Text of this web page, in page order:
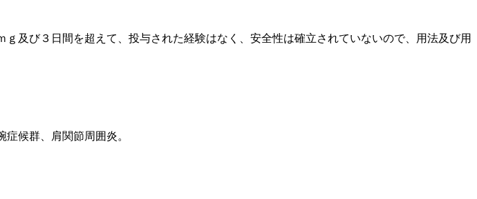
及び３日間を超えて、投与された経験はなく、安全性は確立されていないので、用法及び用
候群、肩関節周囲炎。